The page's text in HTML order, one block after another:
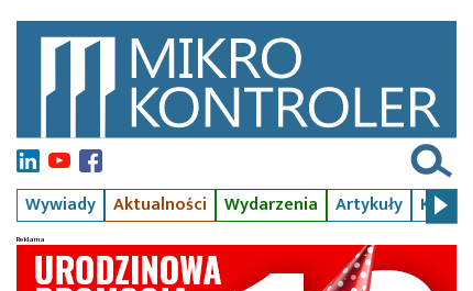
Wywiady Aktualności Wydarzenia Artykuły Kursy